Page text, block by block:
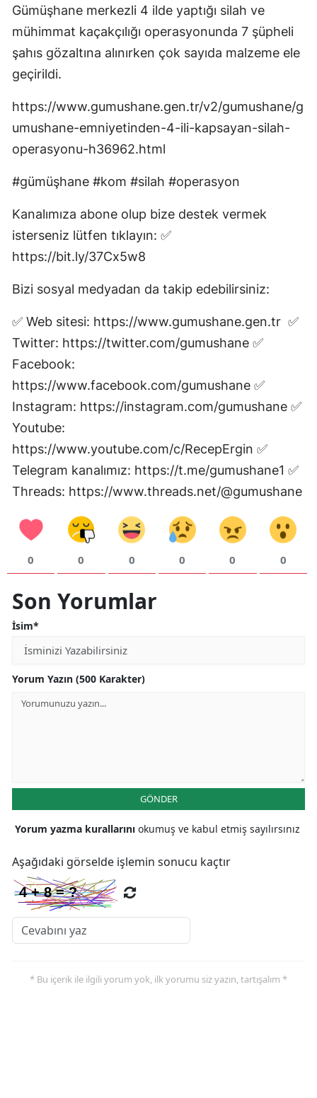
Giresun
Gümüşhane
Hatay
Isparta
Kastamonu
Kırklareli
Kütahya
Malatya
Manisa
Kahramanmaraş
Mardin
Samsun
Siirt
Sinop
Tekirdağ
Trabzon
Gümüşhane merkezli 4 ilde yaptığı silah ve
mühimmat kaçakçılığı operasyonunda 7 şüpheli
şahıs gözaltına alınırken çok sayıda malzeme ele
geçirildi.
https://www.gumushane.gen.tr/v2/gumushane/g
umushane-emniyetinden-4-ili-kapsayan-silah-
operasyonu-h36962.html
#gümüşhane #kom #silah #operasyon
Kanalımıza abone olup bize destek vermek
isterseniz lütfen tıklayın: ✅
https://bit.ly/37Cx5w8
Bizi sosyal medyadan da takip edebilirsiniz:
✅ Web sitesi: https://www.gumushane.gen.tr ✅
Twitter: https://twitter.com/gumushane ✅
Facebook:
https://www.facebook.com/gumushane ✅
Instagram: https://instagram.com/gumushane ✅
Youtube:
https://www.youtube.com/c/RecepErgin ✅
Telegram kanalımız: https://t.me/gumushane1 ✅
Threads: https://www.threads.net/@gumushane
0 0 0 0 0 0
Son Yorumlar
İsim*
Yorum Yazın (500 Karakter)
GÖNDER
Yorum yazma kurallarını okumuş ve kabul etmiş sayılırsınız
Aşağıdaki görselde işlemin sonucu kaçtır
* Bu içerik ile ilgili yorum yok, ilk yorumu siz yazın, tartışalım *